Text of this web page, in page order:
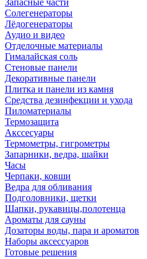
Запасные части
Солегенераторы
Лёдогенераторы
Аудио и видео
Отделочные материалы
Гималайская соль
Стеновые панели
Декоративные панели
Плитка и панели из камня
Средства дезинфекции и ухода
Пиломатериалы
Термозащита
Аксcесуары
Термометры, гигрометры
Запарники, ведра, шайки
Часы
Черпаки, ковши
Ведра для обливания
Подголовники, щетки
Шапки, рукавицы,полотенца
Ароматы для сауны
Дозаторы воды, пара и ароматов
Наборы аксессуаров
Готовые решения